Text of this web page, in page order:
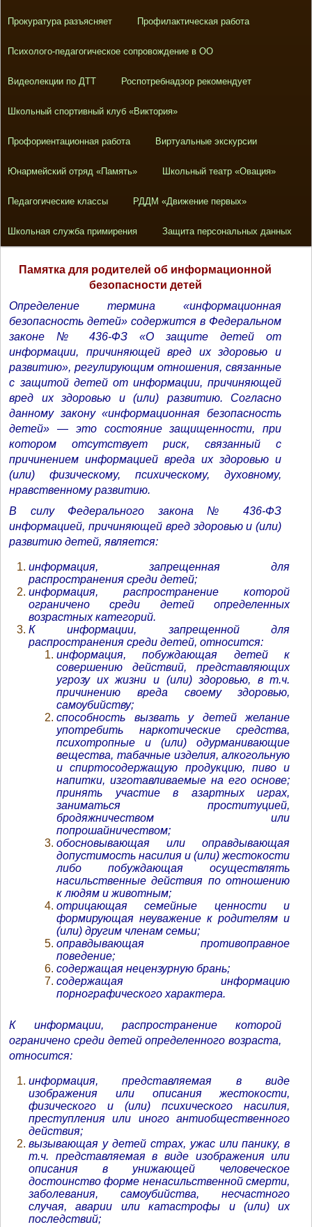
Прокуратура разъясняет Профилактическая работа
Психолого-педагогическое сопровождение в ОО
Видеолекции по ДТТ Роспотребнадзор рекомендует
Школьный спортивный клуб «Виктория»
Профориентационная работа Виртуальные экскурсии
Юнармейский отряд «Память» Школьный театр «Овация»
Педагогические классы РДДМ «Движение первых»
Школьная служба примирения Защита персональных данных
Памятка для родителей об информационной
безопасности детей
Определение термина «информационная
безопасность детей» содержится в Федеральном
законе № 436-ФЗ «О защите детей от
информации, причиняющей вред их здоровью и
развитию», регулирующим отношения, связанные
с защитой детей от информации, причиняющей
вред их здоровью и (или) развитию. Согласно
данному закону «информационная безопасность
детей» — это состояние защищенности, при
котором отсутствует риск, связанный с
причинением информацией вреда их здоровью и
(или) физическому, психическому, духовному,
нравственному развитию.
В силу Федерального закона № 436-ФЗ
информацией, причиняющей вред здоровью и (или)
развитию детей, является:
информация, запрещенная для
распространения среди детей;
информация, распространение которой
ограничено среди детей определенных
возрастных категорий.
К информации, запрещенной для
распространения среди детей, относится:
информация, побуждающая детей к
совершению действий, представляющих
угрозу их жизни и (или) здоровью, в т.ч.
причинению вреда своему здоровью,
самоубийству;
способность вызвать у детей желание
употребить наркотические средства,
психотропные и (или) одурманивающие
вещества, табачные изделия, алкогольную
и спиртосодержащую продукцию, пиво и
напитки, изготавливаемые на его основе;
принять участие в азартных играх,
заниматься проституцией,
бродяжничеством или
попрошайничеством;
обосновывающая или оправдывающая
допустимость насилия и (или) жестокости
либо побуждающая осуществлять
насильственные действия по отношению
к людям и животным;
отрицающая семейные ценности и
формирующая неуважение к родителям и
(или) другим членам семьи;
оправдывающая противоправное
поведение;
содержащая нецензурную брань;
содержащая информацию
порнографического характера.
К информации, распространение которой
ограничено среди детей определенного возраста,
относится:
информация, представляемая в виде
изображения или описания жестокости,
физического и (или) психического насилия,
преступления или иного антиобщественного
действия;
вызывающая у детей страх, ужас или панику, в
т.ч. представляемая в виде изображения или
описания в унижающей человеческое
достоинство форме ненасильственной смерти,
заболевания, самоубийства, несчастного
случая, аварии или катастрофы и (или) их
последствий;